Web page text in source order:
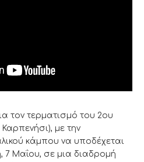
τον τερματισμό του 2ου
με την
κάμπου να υποδέχεται
7 Μαΐου, σε μια διαδρομή